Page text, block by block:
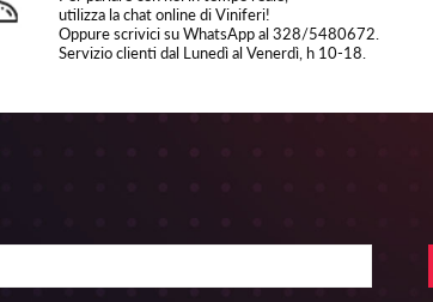
utilizza la chat online di Viniferi!
Oppure scrivici su WhatsApp al 328/5480672.
Servizio clienti dal Lunedì al Venerdì, h 10-18.